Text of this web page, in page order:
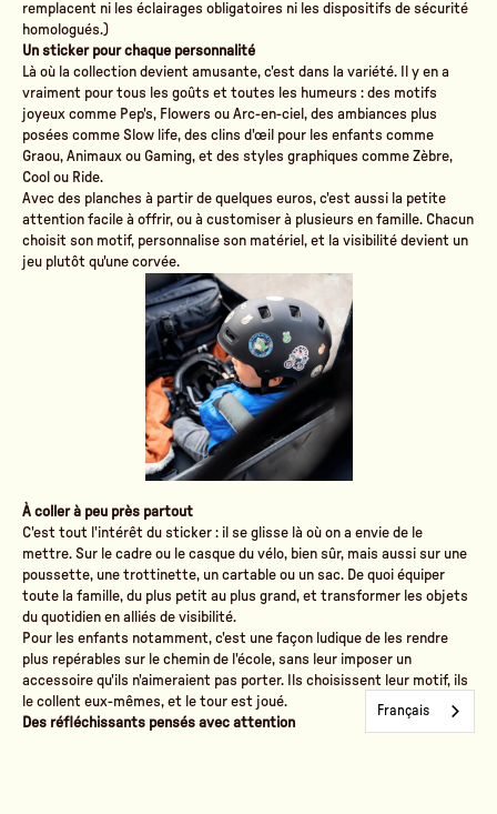
remplacent ni les éclairages obligatoires ni les dispositifs de sécurité
homologués.)
Un sticker pour chaque personnalité
Là où la collection devient amusante, c'est dans la variété. Il y en a
vraiment pour tous les goûts et toutes les humeurs : des motifs
joyeux comme Pep's, Flowers ou Arc-en-ciel, des ambiances plus
posées comme Slow life, des clins d'œil pour les enfants comme
Graou, Animaux ou Gaming, et des styles graphiques comme Zèbre,
Cool ou Ride.
Avec des planches à partir de quelques euros, c'est aussi la petite
attention facile à offrir, ou à customiser à plusieurs en famille. Chacun
choisit son motif, personnalise son matériel, et la visibilité devient un
jeu plutôt qu'une corvée.
À coller à peu près partout
C'est tout l'intérêt du sticker : il se glisse là où on a envie de le
mettre. Sur le cadre ou le casque du vélo, bien sûr, mais aussi sur une
poussette, une trottinette, un cartable ou un sac. De quoi équiper
toute la famille, du plus petit au plus grand, et transformer les objets
du quotidien en alliés de visibilité.
Pour les enfants notamment, c'est une façon ludique de les rendre
plus repérables sur le chemin de l'école, sans leur imposer un
accessoire qu'ils n'aimeraient pas porter. Ils choisissent leur motif, ils
le collent eux-mêmes, et le tour est joué.
Des réfléchissants pensés avec attention
Français